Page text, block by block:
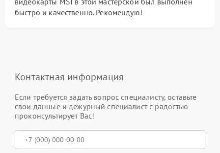
быстро и качественно. Рекомендую!
Контактная информация
Если требуется задать вопрос специалисту, оставьте
свои данные и дежурный специалист с радостью
проконсультирует Вас!